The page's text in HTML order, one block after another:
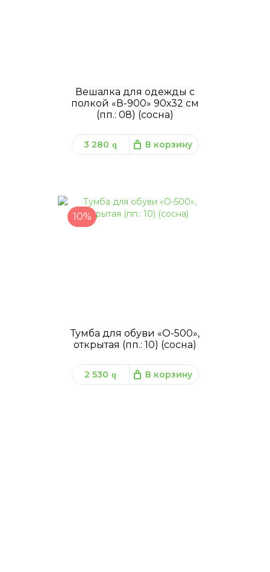
Вешалка для одежды с
полкой «В-900» 90х32 см
(пп.: 08) (сосна)
3 280 q В корзину
10%
Тумба для обуви «О-500»,
открытая (пп.: 10) (сосна)
2 530 q В корзину